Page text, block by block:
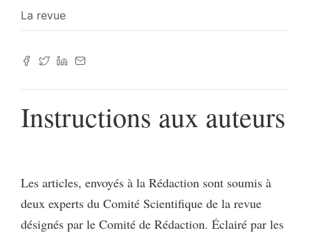
La revue
Instructions aux auteurs
Les articles, envoyés à la Rédaction sont soumis à
deux experts du Comité Scientifique de la revue
désignés par le Comité de Rédaction. Éclairé par les